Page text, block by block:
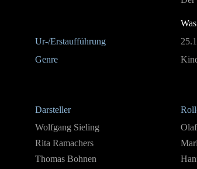
Ur-/Erstaufführung
Genre
Darsteller
Wolfgang Sieling
Rita Ramachers
Thomas Bohnen